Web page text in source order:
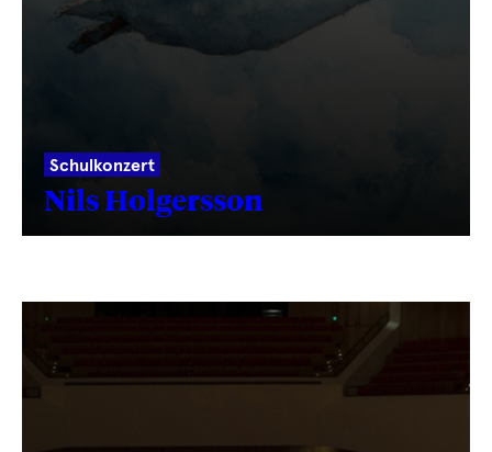
Schulkonzert
Nils Holgersson
Text
wird
geladen